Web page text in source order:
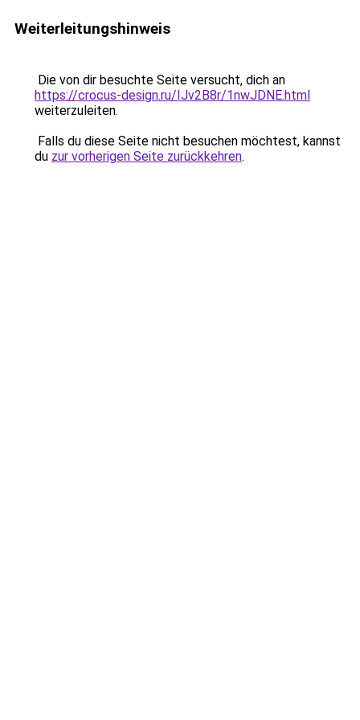
Weiterleitungshinweis
Die von dir besuchte Seite versucht, dich an
https://crocus-design.ru/IJv2B8r/1nwJDNE.html
weiterzuleiten.
Falls du diese Seite nicht besuchen möchtest, kannst
du zur vorherigen Seite zurückkehren.